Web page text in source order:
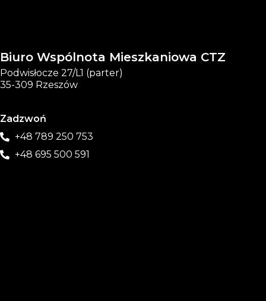
Biuro Wspólnota Mieszkaniowa CTZ
Podwisłocze 27/L1 (parter)
35-309 Rzeszów
Zadzwoń
+48 789 250 753
+48 695 500 591